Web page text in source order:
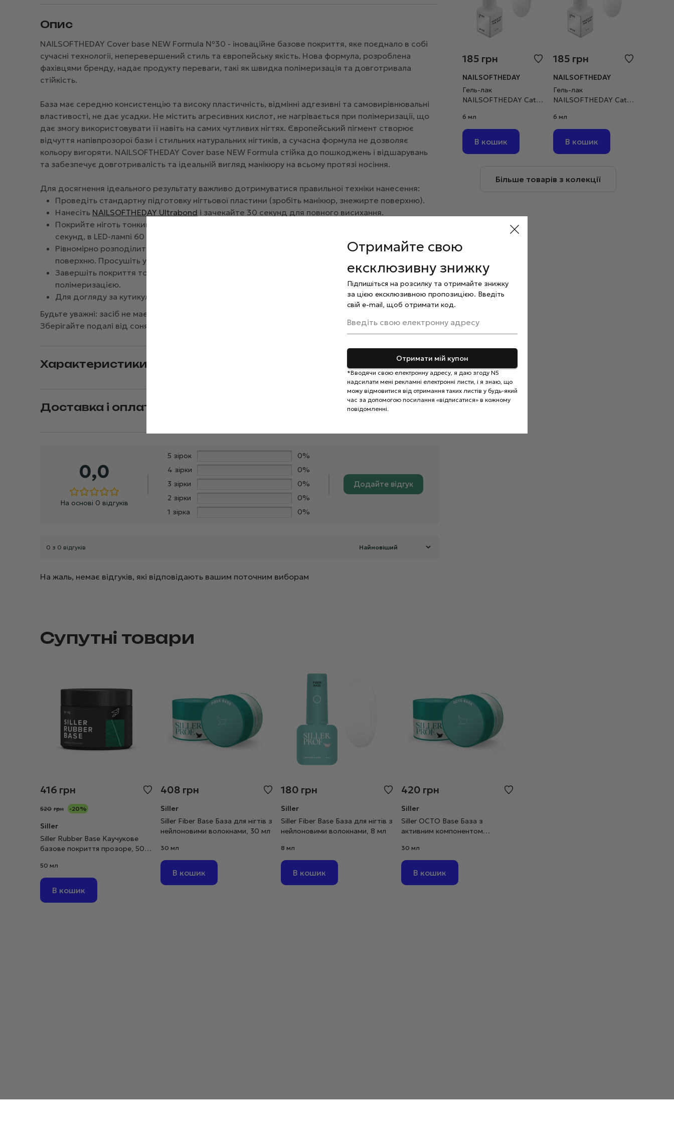
Отримайте свою
ексклюзивну знижку
Підпишіться на розсилку та отримайте знижку
за цією ексклюзивною пропозицією. Введіть
свій e-mail, щоб отримати код.
Введіть свою електронну адресу
Отримати мій купон
*Вводячи свою електронну адресу, я даю згоду N5
надсилати мені рекламні електронні листи, і я знаю, що
можу відмовитися від отримання таких листів у будь-який
час за допомогою посилання «відписатися» в кожному
повідомленні.
Опис
NAILSOFTHEDAY Cover base NEW Formula №30 - іноваційне базове покриття, яке поєднало в собі
сучасні технології, неперевершений стиль та європейську якість. Нова формула, розроблена
фахівцями бренду, надає продукту переваги, такі як швидка полімеризація та довготривала
стійкість.
База має середню консистенцію та високу пластичність, відмінні адгезивні та самовирівнювальні
властивості, не дає усадки. Не містить агресивних кислот, не нагрівається при полімеризації, що
дає змогу використовувати її навіть на самих чутливих нігтях. Європейський пігмент створює
відчуття напівпрозорої бази і стильних натуральних нігтиків, а сучасна формула не дозволяє
кольору вигоряти. NAILSOFTHEDAY Cover base NEW Formula стійка до пошкоджень і відшарувань
та забезпечує довготривалість та ідеальній вигляд манікюру на всьому протязі носіння.
Для досягнення ідеального результату важливо дотримуватися правильної техніки нанесення:
Проведіть стандартну підготовку нігтьової пластини (зробіть манікюр, знежирте поверхню).
Нанесіть NAILSOFTHEDAY Ultrabond і зачекайте 30 секунд для повного висихання.
Покрийте ніготь тонким шаром еластичної бази Rubber base та просушіть в UV-лампі 120
секунд, в LED-лампі 60 секунд.
Рівномірно розподілить NAILSOFTHEDAY Cover base NEW Formula №30 та ретельно вирівняйте
поверхню. Просушіть у лампі.
Завершіть покриття топом
, закріпивши результат
полімеризацією.
Для догляду за кутикулою нанесіть спеціальну олію.
Будьте уважні: засіб не має контактувати зі шкірою. Застосовувати тільки за інструкцією.
Зберігайте подалі від сонячних променів та в місцях, недоступних для дітей.
Характеристики
Доставка і оплата
0,0
На основі 0 відгуків
5 зірок
0%
4 зірки
0%
3 зірки
0%
2 зірки
0%
1 зірка
0%
Додайте відгук
0 з 0 відгуків
На жаль, немає відгуків, які відповідають вашим поточним виборам
185 грн
NAILSOFTHEDAY
Гель-лак
NAILSOFTHEDAY Cat
срібний на прозорій
основі, 6 мл
6 мл
В кошик
185 грн
NAILSOFTHEDAY
Гель-лак
NAILSOFTHEDAY Cat
срібний на прозорій
основі, 6 мл
6 мл
В кошик
Більше товарів з колекції
Супутні товари
416 грн
520 грн -20%
Siller
Siller Rubber Base Каучукове
базове покриття прозоре, 50
50 мл
В кошик
408 грн
Siller
Siller Fiber Base База для нігтів з
нейлоновими волокнами, 30 мл
30 мл
В кошик
180 грн
Siller
Siller Fiber Base База для нігтів з
нейлоновими волокнами, 8 мл
8 мл
В кошик
420 грн
Siller
Siller OCTO Base База з
активним компонентом
30 мл
В кошик